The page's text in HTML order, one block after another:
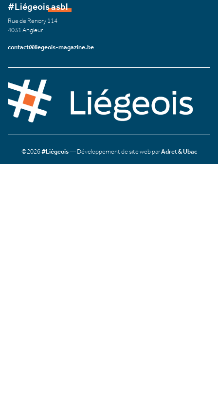
#Liégeois asbl
Rue de Renory 114
4031 Angleur
contact@liegeois-magazine.be
©2026#Liégeois— Développement de site web parAdret & Ubac